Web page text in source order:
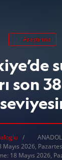
Araştırma
son
Mayıs 2026,
18 Mayıs 2026,